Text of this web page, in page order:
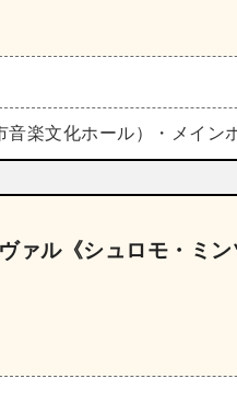
楽文化ホール）・メイン
ァル《シュロモ・ミ